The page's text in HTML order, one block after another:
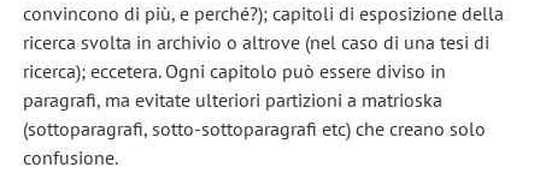
convincono di più, e perché?); capitoli di esposizione della
ricerca svolta in archivio o altrove (nel caso di una tesi di
ricerca); eccetera. Ogni capitolo può essere diviso in
paragrafi, ma evitate ulteriori partizioni a matrioska
(sottoparagrafi, sotto-sottoparagrafi etc) che creano solo
confusione.